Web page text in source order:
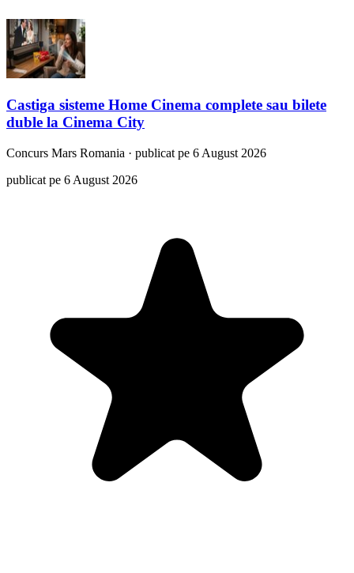
Castiga sisteme Home Cinema complete sau bilete
duble la Cinema City
Concurs Mars Romania · publicat pe 6 August 2026
publicat pe 6 August 2026